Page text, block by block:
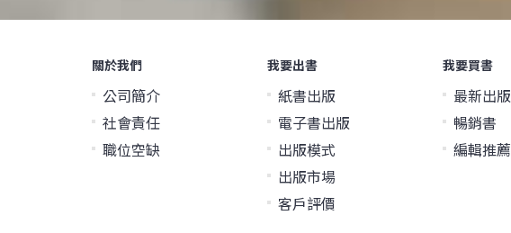
關於我們
公司簡介
社會責任
職位空缺
我要出書
紙書出版
電子書出版
出版模式
出版市場
客戶評價
我要買書
最新出版
暢銷書
編輯推薦